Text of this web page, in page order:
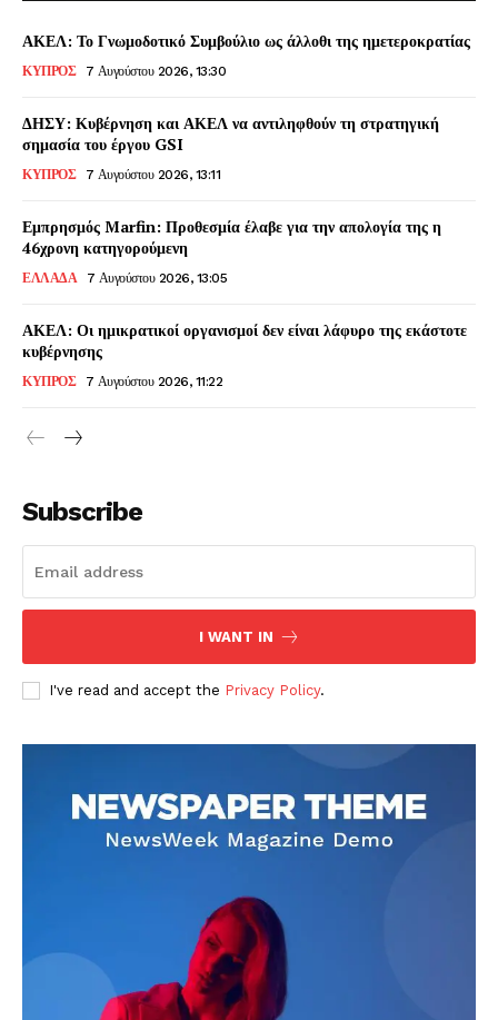
ΑΚΕΛ: Το Γνωμοδοτικό Συμβούλιο ως άλλοθι της ημετεροκρατίας
ΚΥΠΡΟΣ 7 Αυγούστου 2026, 13:30
ΔΗΣΥ: Κυβέρνηση και ΑΚΕΛ να αντιληφθούν τη στρατηγική
σημασία του έργου GSI
ΚΥΠΡΟΣ 7 Αυγούστου 2026, 13:11
Εμπρησμός Marfin: Προθεσμία έλαβε για την απολογία της η
46χρονη κατηγορούμενη
ΕΛΛΑΔΑ 7 Αυγούστου 2026, 13:05
ΑΚΕΛ: Οι ημικρατικοί οργανισμοί δεν είναι λάφυρο της εκάστοτε
κυβέρνησης
ΚΥΠΡΟΣ 7 Αυγούστου 2026, 11:22
Subscribe
I WANT IN
I've read and accept the Privacy Policy.